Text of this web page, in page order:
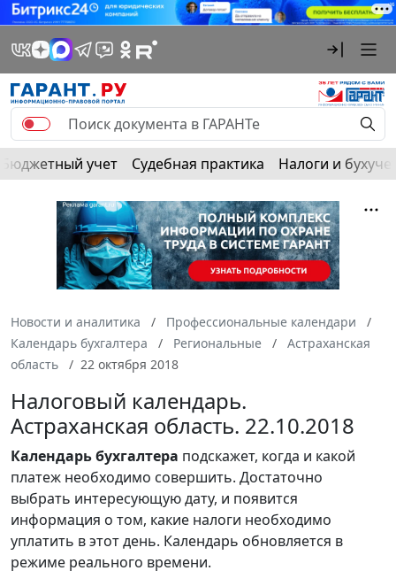
Бюджетный учет Судебная практика Налоги и
Новости и аналитика
Профессиональные календари
Календарь бухгалтера
Региональные
Астраханская
область
22 октября 2018
Налоговый календарь.
Астраханская область. 22.10.2018
Календарьбухгалтера подскажет, когда и какой
платеж необходимо совершить. Достаточно
выбрать интересующую дату, и появится
информация о том, какие налоги необходимо
уплатить в этот день. Календарь обновляется в
режиме реального времени.